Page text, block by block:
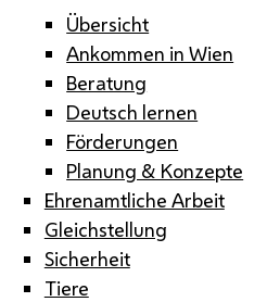
Übersicht
Ankommen in Wien
Beratung
Deutsch lernen
Förderungen
Planung & Konzepte
Ehrenamtliche Arbeit
Gleichstellung
Sicherheit
Tiere